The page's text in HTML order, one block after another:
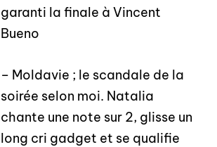
garanti la finale à Vincent
Bueno
– Moldavie ; le scandale de la
soirée selon moi. Natalia
chante une note sur 2, glisse un
long cri gadget et se qualifie